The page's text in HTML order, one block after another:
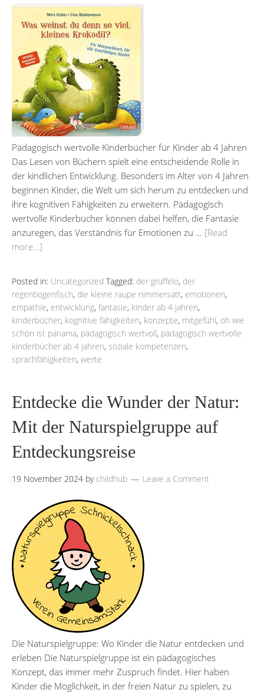
Pädagogisch wertvolle Kinderbücher für Kinder ab 4 Jahren
Das Lesen von Büchern spielt eine entscheidende Rolle in
der kindlichen Entwicklung. Besonders im Alter von 4 Jahren
beginnen Kinder, die Welt um sich herum zu entdecken und
ihre kognitiven Fähigkeiten zu erweitern. Pädagogisch
wertvolle Kinderbücher können dabei helfen, die Fantasie
anzuregen, das Verständnis für Emotionen zu … [Read
more…]
Posted in: Uncategorized Tagged: der grüffelo, der
regenbogenfisch, die kleine raupe nimmersatt, emotionen,
empathie, entwicklung, fantasie, kinder ab 4 jahren,
kinderbücher, kognitive fähigkeiten, konzepte, mitgefühl, oh wie
schön ist panama, pädagogisch wertvoll, pädagogisch wertvolle
kinderbücher ab 4 jahren, soziale kompetenzen,
sprachfähigkeiten, werte
Entdecke die Wunder der Natur:
Mit der Naturspielgruppe auf
Entdeckungsreise
19 November 2024 by childhub Leave a Comment
Die Naturspielgruppe: Wo Kinder die Natur entdecken und
erleben Die Naturspielgruppe ist ein pädagogisches
Konzept, das immer mehr Zuspruch findet. Hier haben
Kinder die Möglichkeit, in der freien Natur zu spielen, zu